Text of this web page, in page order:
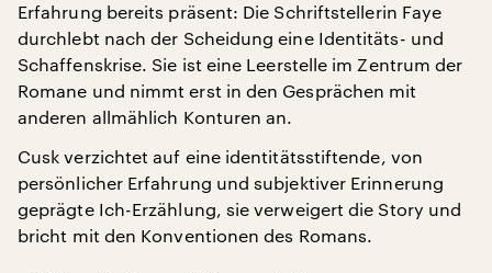
Erfahrung bereits präsent: Die Schriftstellerin Faye
durchlebt nach der Scheidung eine Identitäts- und
Schaffenskrise. Sie ist eine Leerstelle im Zentrum der
Romane und nimmt erst in den Gesprächen mit
anderen allmählich Konturen an.
Cusk verzichtet auf eine identitätsstiftende, von
persönlicher Erfahrung und subjektiver Erinnerung
geprägte Ich-Erzählung, sie verweigert die Story und
bricht mit den Konventionen des Romans.